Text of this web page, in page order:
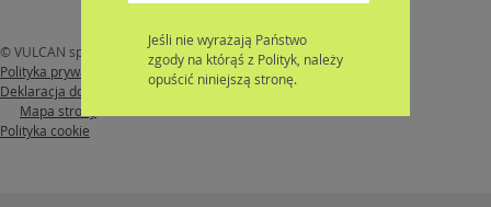
Jeśli nie wyrażają Państwo
zgody na którąś z Polityk, należy
opuścić niniejszą stronę.
© VULCAN sp. z o. o. 2026 Nabór
wersja: 26.4.1.13481
Polityka prywatności
Deklaracja dostępności
Mapa strony
Polityka cookie